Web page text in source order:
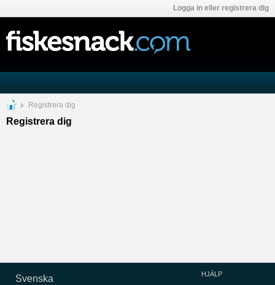
Logga in eller registrera dig
Registrera dig
Registrera dig
Svenska HJÄLP